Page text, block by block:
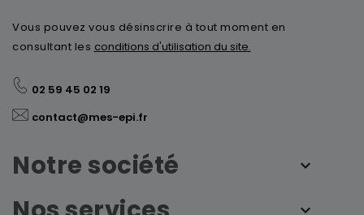
Vous pouvez vous désinscrire à tout moment en
consultant les conditions d'utilisation du site.
02 59 45 02 19
contact@mes-epi.fr
Notre société